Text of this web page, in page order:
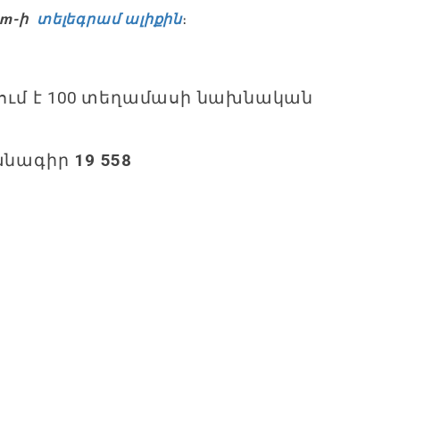
ի տելեգրամ ալիքին։
է 100 տեղամասի նախնական
19 558